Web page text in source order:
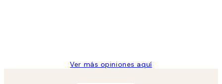
Ver más opiniones aquí